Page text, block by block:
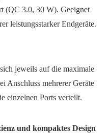
(QC 3.0, 30 W). Geeignet
leistungsstarker Endgeräte.
jeweils auf die maximale
Anschluss mehrerer Geräte
einzelnen Ports verteilt.
und kompaktes Design